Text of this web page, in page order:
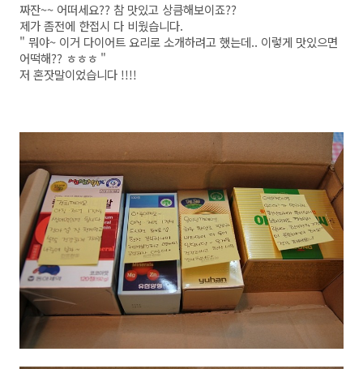
짜잔~~ 어떠세요?? 참 맛있고 상큼해보이죠??
제가 좀전에 한접시 다 비웠습니다.
" 뭐야~ 이거 다이어트 요리로 소개하려고 했는데.. 이렇게 맛있으면
어떡해?? ㅎㅎㅎ "
저 혼잣말이었습니다 !!!!